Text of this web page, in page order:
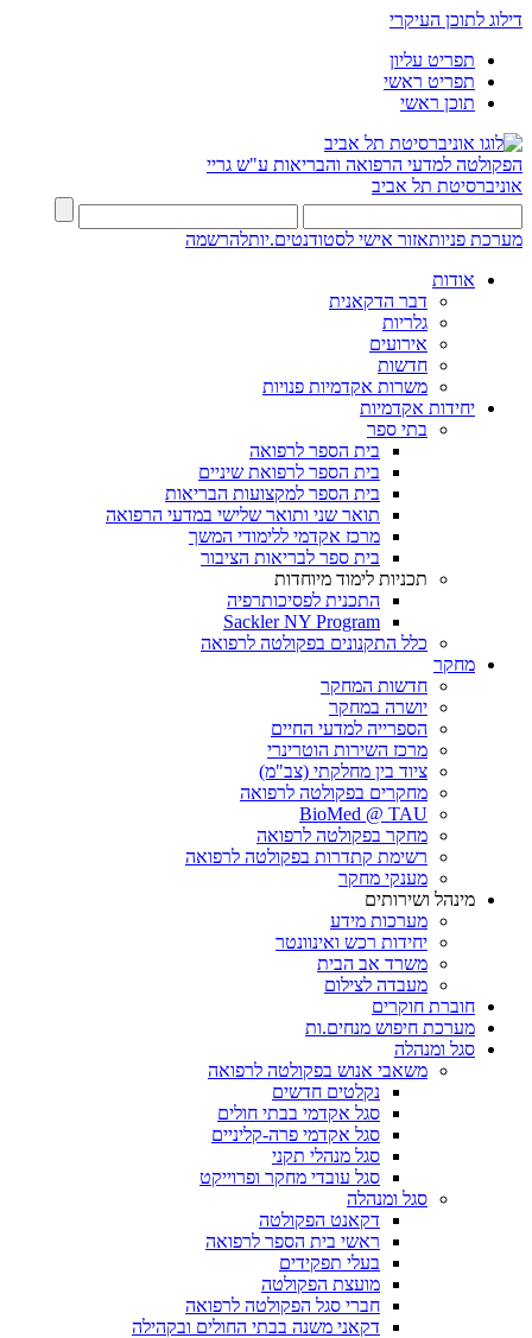
דילוג לתוכן העיקרי
תפריט עליון
תפריט ראשי
תוכן ראשי
הפקולטה למדעי הרפואה והבריאות ע"ש גריי
אוניברסיטת תל אביב
מערכת פניותאזור אישי לסטודנטים.יותלהרשמה
אודות
דבר הדקאנית
גלריות
אירועים
חדשות
משרות אקדמיות פנויות
יחידות אקדמיות
בתי ספר
בית הספר לרפואה
בית הספר לרפואת שיניים
בית הספר למקצועות הבריאות
תואר שני ותואר שלישי במדעי הרפואה
מרכז אקדמי ללימודי המשך
בית ספר לבריאות הציבור
תכניות לימוד מיוחדות
התכנית לפסיכותרפיה
Sackler NY Program
כלל התקנונים בפקולטה לרפואה
מחקר
חדשות המחקר
יושרה במחקר
הספרייה למדעי החיים
מרכז השירות הוטרינרי
ציוד בין מחלקתי (צב"מ)
מחקרים בפקולטה לרפואה
BioMed @ TAU
מחקר בפקולטה לרפואה
רשימת קתדרות בפקולטה לרפואה
מענקי מחקר
מינהל ושירותים
מערכות מידע
יחידות רכש ואינוונטר
משרד אב הבית
מעבדה לצילום
חוברת חוקרים
מערכת חיפוש מנחים.ות
סגל ומנהלה
משאבי אנוש בפקולטה לרפואה
נקלטים חדשים
סגל אקדמי בבתי חולים
סגל אקדמי פרה-קליניים
סגל מנהלי תקני
סגל עובדי מחקר ופרוייקט
סגל ומנהלה
דקאנט הפקולטה
ראשי בית הספר לרפואה
בעלי תפקידים
מועצת הפקולטה
חברי סגל הפקולטה לרפואה
דקאני משנה בבתי החולים ובקהילה